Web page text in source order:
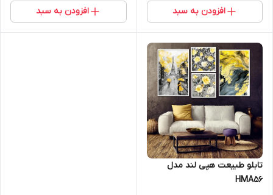
افزودن به سبد افزودن به سبد
تابلو طبیعت هپی لند مدل
HMA56